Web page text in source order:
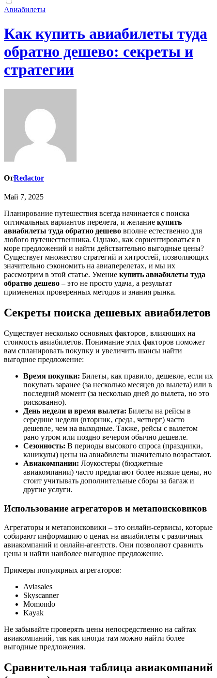
Авиабилеты
Как купить авиабилеты туда
обратно дешево: секреты и
стратегии
ОтRedactor
Май 7, 2025
Планирование путешествия всегда начинается с поиска
оптимальных вариантов перелета‚ и желание купить
авиабилеты туда обратно дешево вполне естественно для
любого путешественника. Однако‚ как сориентироваться в
море предложений и найти действительно выгодные цены?
Существует множество стратегий и хитростей‚ позволяющих
значительно сэкономить на авиаперелетах‚ и мы их
рассмотрим в этой статье. Умение купить авиабилеты туда
обратно дешево – это не просто удача‚ а результат
применения проверенных методов и знания рынка.
Секреты поиска дешевых авиабилетов
Существует несколько основных факторов‚ влияющих на
стоимость авиабилетов. Понимание этих факторов поможет
вам спланировать покупку и увеличить шансы найти
выгодное предложение:
Время покупки: Билеты‚ как правило‚ дешевле‚ если их
покупать заранее (за несколько месяцев до вылета) или в
последний момент (за несколько дней до вылета‚ но это
рискованно).
День недели и время вылета: Билеты на рейсы в
середине недели (вторник‚ среда‚ четверг) часто
дешевле‚ чем на выходные. Также‚ рейсы с вылетом
рано утром или поздно вечером обычно дешевле.
Сезонность: В периоды высокого спроса (праздники‚
каникулы) цены на авиабилеты значительно возрастают.
Авиакомпании: Лоукостеры (бюджетные
авиакомпании) часто предлагают более низкие цены‚ но
стоит учитывать дополнительные сборы за багаж и
другие услуги.
Использование агрегаторов и метапоисковиков
Агрегаторы и метапоисковики – это онлайн-сервисы‚ которые
собирают информацию о ценах на авиабилеты с различных
авиакомпаний и онлайн-агентств. Они позволяют сравнить
цены и найти наиболее выгодное предложение.
Примеры популярных агрегаторов:
Aviasales
Skyscanner
Momondo
Kayak
Не забывайте проверять цены непосредственно на сайтах
авиакомпаний‚ так как иногда там можно найти более
выгодные предложения.
Сравнительная таблица авиакомпаний